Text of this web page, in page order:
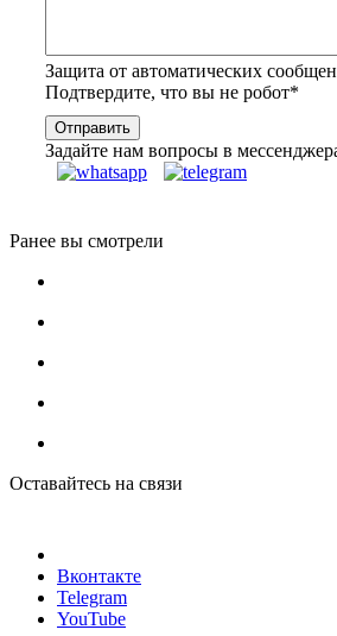
Защита от автоматических
Подтвердите, что вы не робот*
Задайте нам вопросы в
Ранее вы смотрели
Оставайтесь на связи
Вконтакте
Telegram
YouTube